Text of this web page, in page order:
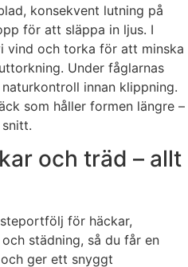
konsekvent lutning på
för att släppa in ljus. I
vind och torka för att minska
Under fåglarnas
innan klippning.
som håller formen längre –
och träd – allt
för häckar,
städning, så du får en
ger ett snyggt